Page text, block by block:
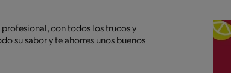
con todos los trucos y
su sabor y te ahorres unos buenos